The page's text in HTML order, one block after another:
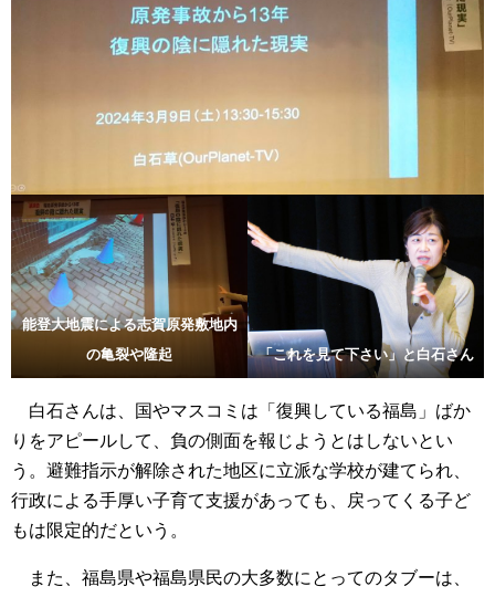
能登大地震による志賀原発敷地内
の亀裂や隆起
「これを見て下さい」と白石さん
白石さんは、国やマスコミは「復興している福島」ばか
りをアピールして、負の側面を報じようとはしないとい
う。避難指示が解除された地区に立派な学校が建てられ、
行政による手厚い子育て支援があっても、戻ってくる子ど
もは限定的だという。
また、福島県や福島県民の大多数にとってのタブーは、